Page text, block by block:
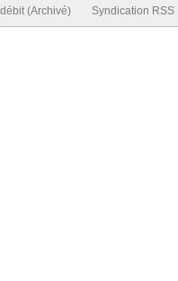
(Archivé) Syndication RSS